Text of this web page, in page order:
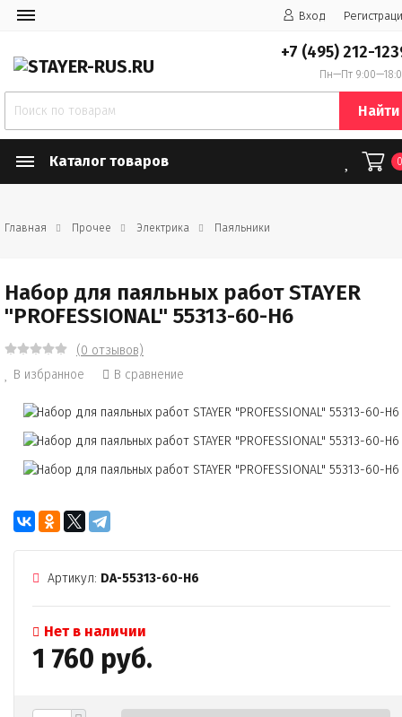
Вход
+7 (495) 212-
Пн—Пт
Найти
Каталог товаров
Главная Прочее Электрика Паяльники
Набор для паяльных работ STAYER
"PROFESSIONAL" 55313-60-H6
(0 отзывов)
В избранное
В сравнение
Артикул: DA-55313-60-H6
Нет в наличии
1 760 руб.